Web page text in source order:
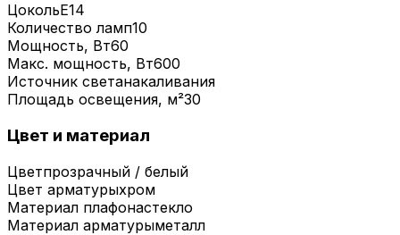
ЦокольE14
Количество ламп10
Мощность, Вт60
Макс. мощность, Вт600
Источник светанакаливания
Площадь освещения, м²30
Цвет и материал
Цветпрозрачный / белый
Цвет арматурыхром
Материал плафонастекло
Материал арматурыметалл